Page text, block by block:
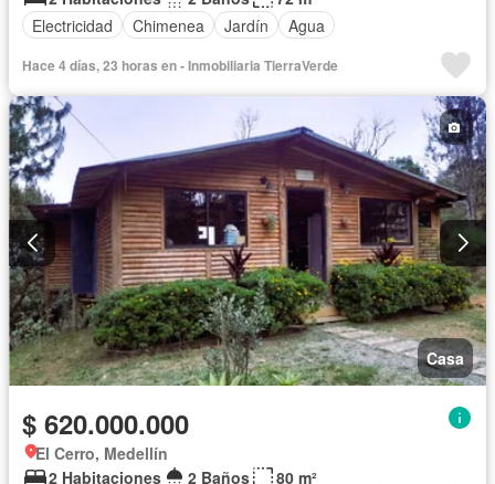
Electricidad
Chimenea Jardín Agua
Hace 4 días, 23 horas en - Inmobiliaria TierraVerde
Casa
$ 620.000.000
El Cerro, Medellín
2 Habitaciones
2 Baños
80 m²